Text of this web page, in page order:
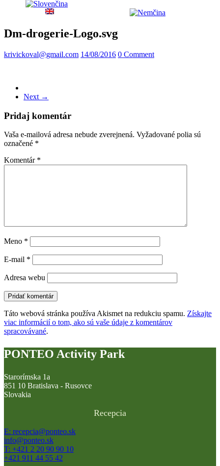
Dm-drogerie-Logo.svg
krivickoval@gmail.com 14/08/2016 0 Comment
Next →
Pridaj komentár
Vaša e-mailová adresa nebude zverejnená. Vyžadované polia sú
označené *
Komentár *
Meno *
E-mail *
Adresa webu
Táto webová stránka používa Akismet na redukciu spamu. Získajte
viac informácií o tom, ako sú vaše údaje z komentárov
spracovávané.
PONTEO Activity Park
Starorímska 1a
851 10 Bratislava - Rusovce
Slovakia
Recepcia
E: recepcia@ponteo.sk
info@ponteo.sk
T: +421 2 20 90 90 10
+421 911 44 55 42